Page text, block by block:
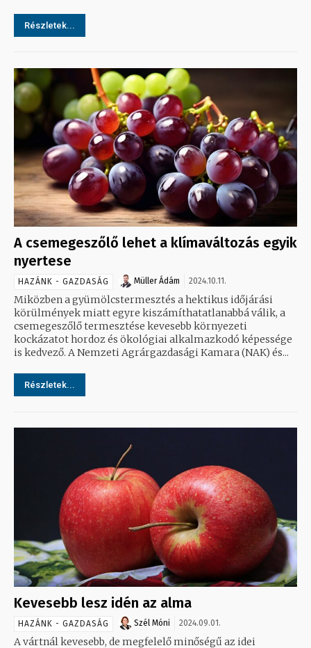
Részletek...
A csemegeszőlő lehet a klímaváltozás egyik
nyertese
HAZÁNK - GAZDASÁG Müller Ádám 2024.10.11.
Miközben a gyümölcstermesztés a hektikus időjárási
körülmények miatt egyre kiszámíthatatlanabbá válik, a
csemegeszőlő termesztése kevesebb környezeti
kockázatot hordoz és ökológiai alkalmazkodó képessége
is kedvező. A Nemzeti Agrárgazdasági Kamara (NAK) és...
Részletek...
Kevesebb lesz idén az alma
HAZÁNK - GAZDASÁG Szél Móni 2024.09.01.
A vártnál kevesebb, de megfelelő minőségű az idei